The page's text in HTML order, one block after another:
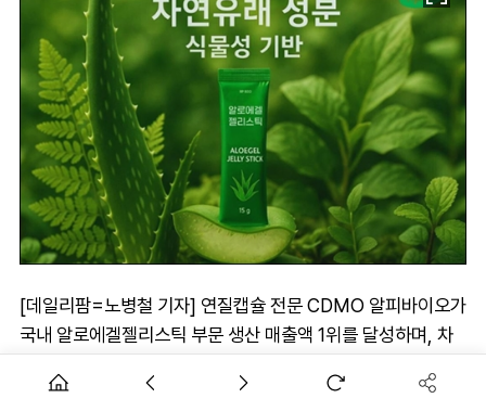
[데일리팜=노병철 기자] 연질캡슐 전문 CDMO 알피바이오가
국내 알로에겔젤리스틱 부문 생산 매출액 1위를 달성하며, 차
고 있다고19일 밝혔다.